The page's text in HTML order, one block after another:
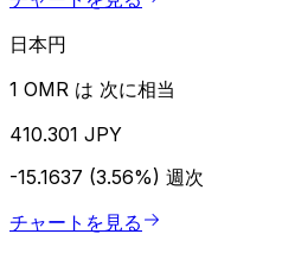
日本円
1 OMR は 次に相当
410.301 JPY
-15.1637 (3.56%) 週次
チャートを見る